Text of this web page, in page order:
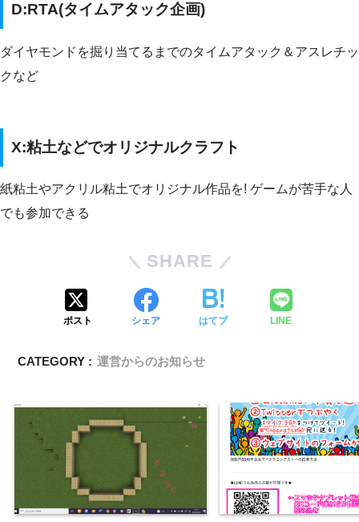
D:RTA(タイムアタック企画)
ダイヤモンドを掘り当てるまでのタイムアタック＆アスレチッ
クなど
X:粘土などでオリジナルクラフト
紙粘土やアクリル粘土でオリジナル作品を! ゲームが苦手な人
でも参加できる
SHARE
ポスト シェア はてブ LINE
CATEGORY : 運営からのお知らせ